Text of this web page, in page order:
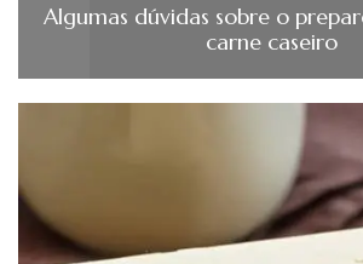
Algumas dúvidas sobre o
carne caseiro